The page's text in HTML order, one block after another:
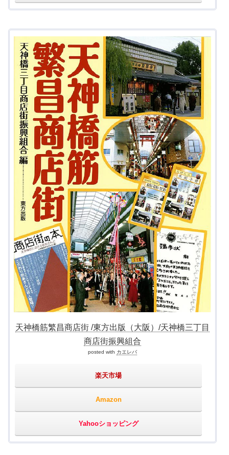
天神橋筋繁昌商店街 /東方出版（大阪）/天神橋三丁目
商店街振興組合
posted with カエレバ
楽天市場
Amazon
Yahooショッピング